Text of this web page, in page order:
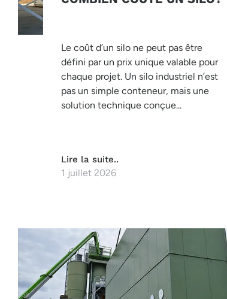
Le coût d’un silo ne peut pas être
défini par un prix unique valable pour
chaque projet. Un silo industriel n’est
pas un simple conteneur, mais une
solution technique conçue...
Lire la suite..
1 juillet 2026